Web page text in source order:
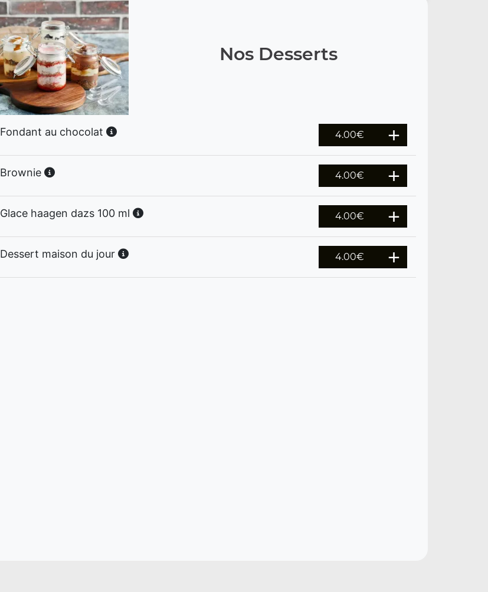
Nos Desserts
Fondant au chocolat 4.00€
Brownie 4.00€
Glace haagen dazs 100 ml 4.00€
Dessert maison du jour 4.00€